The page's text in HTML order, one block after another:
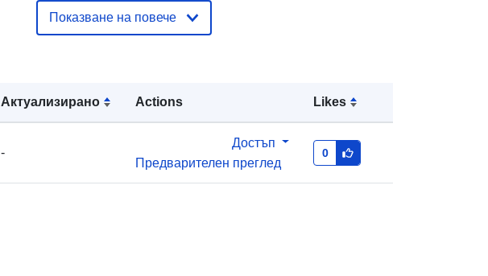
Актуализирано Actions Likes
-
Достъп
Предварителен преглед
0
Показване на повече